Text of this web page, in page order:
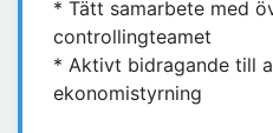
* Tätt samarbete med
controllingteamet
* Aktivt bidragande till
ekonomistyrning